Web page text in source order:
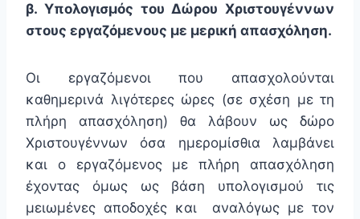
β. Υπολογισμός του Δώρου Χριστουγέννων
στους εργαζόμενους με μερική απασχόληση.
Οι εργαζόμενοι που απασχολούνται
καθημερινά λιγότερες ώρες (σε σχέση με τη
πλήρη απασχόληση) θα λάβουν ως δώρο
Χριστουγέννων όσα ημερομίσθια λαμβάνει
και ο εργαζόμενος με πλήρη απασχόληση
έχοντας όμως ως βάση υπολογισμού τις
μειωμένες αποδοχές και αναλόγως με τον